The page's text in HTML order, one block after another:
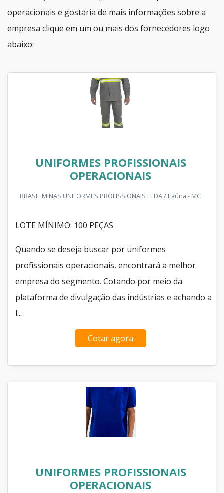
operacionais e gostaria de mais informações sobre a
empresa clique em um ou mais dos fornecedores logo
abaixo:
UNIFORMES PROFISSIONAIS
OPERACIONAIS
BRASIL MINAS UNIFORMES PROFISSIONAIS LTDA / Itaúna - MG
LOTE MÍNIMO: 100 PEÇAS
Quando se deseja buscar por uniformes
profissionais operacionais, encontrará a melhor
empresa do segmento. Cotando por meio da
plataforma de divulgação das indústrias e achando a
l...
Cotar agora
UNIFORMES PROFISSIONAIS
OPERACIONAIS